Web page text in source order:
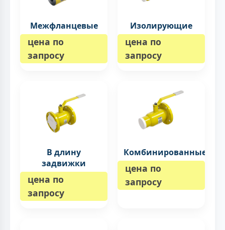
Межфланцевые
цена по
запросу
Изолирующие
цена по
запросу
В длину
задвижки
цена по
запросу
Комбинированные
цена по
запросу